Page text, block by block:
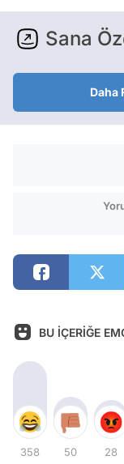
Sana
Daha
BU İÇERİĞE
358 50 28